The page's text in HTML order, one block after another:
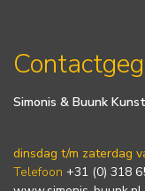
Simonis & Buunk
dinsdag t/m zaterdag
Telefoon +31 (0) 318